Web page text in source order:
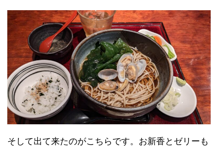
そして出て来たのがこちらです。お新香とゼリーも